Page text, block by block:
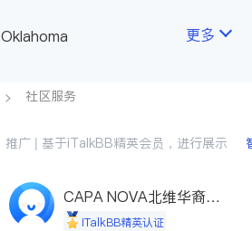
Oklahoma 更多
社区服务
推广 | 基于iTalkBB精英会员，进行展示
CAPA NOVA北维华裔家
长会iTalkBB精英认证